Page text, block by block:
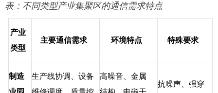
表：不同类型产业集聚区的通信需求特点
产业
类型
主要通信需求 环境特点 特殊要求
制造
生产线协调、设备
高噪音、金属
抗噪声、强穿